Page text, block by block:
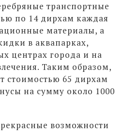
транспортные
по 14 дирхам каждая
материалы, а
в аквапарках,
центрах города и на
Таким образом,
стоимостью 65 дирхам
на сумму около 1000
возможности